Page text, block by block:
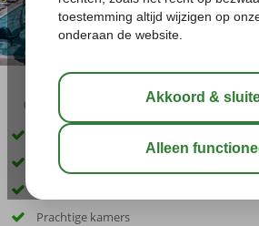
03:45 aug 33°C
Direct aan het privéstrand
Spectaculair Aquapark
Prachtige kamers